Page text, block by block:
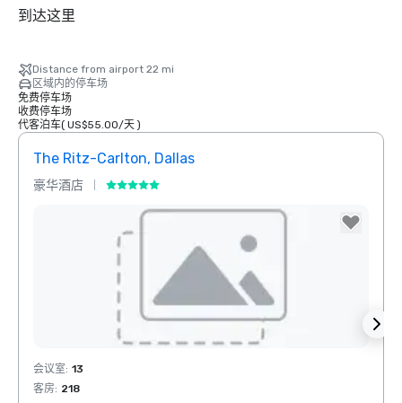
到达这里
Distance from airport 22 mi
区域内的停车场
免费停车场
收费停车场
代客泊车( US$55.00/天)
The Ritz-Carlton, Dallas
豪华酒店
Removed from favorites
会议室: 13
客房: 218